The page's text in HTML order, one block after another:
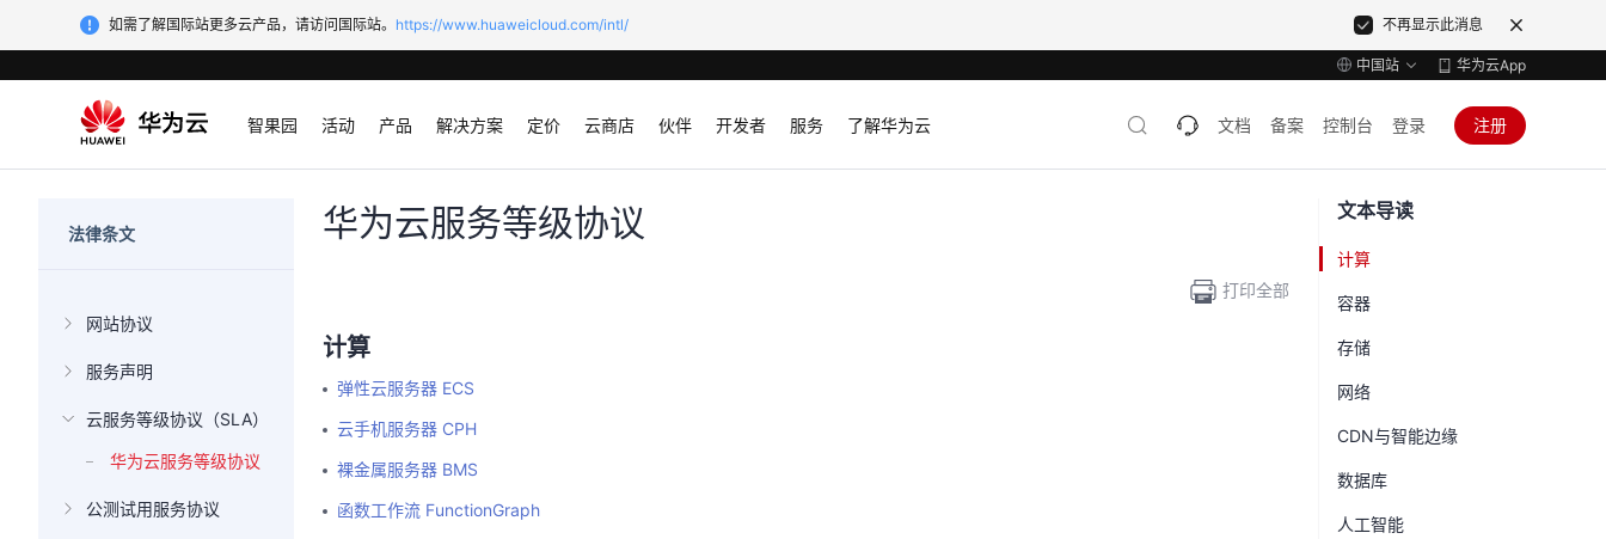
如需了解国际站更多云产品，请访问国际站。 https://www.huaweicloud.com/intl/ 不再显示此消息
中国站 华为云App
智果园 活动 产品 解决方案 定价 云商店 伙伴 开发者 服务 了解华为云 文档 备案 控制台 登录 注册
法律条文
网站协议
服务声明
云服务等级协议（SLA）
华为云服务等级协议
公测试用服务协议
文本导读
计算
容器
存储
网络
CDN与智能边缘
数据库
人工智能
华为云服务等级协议
打印全部
计算
弹性云服务器 ECS
云手机服务器 CPH
裸金属服务器 BMS
函数工作流 FunctionGraph